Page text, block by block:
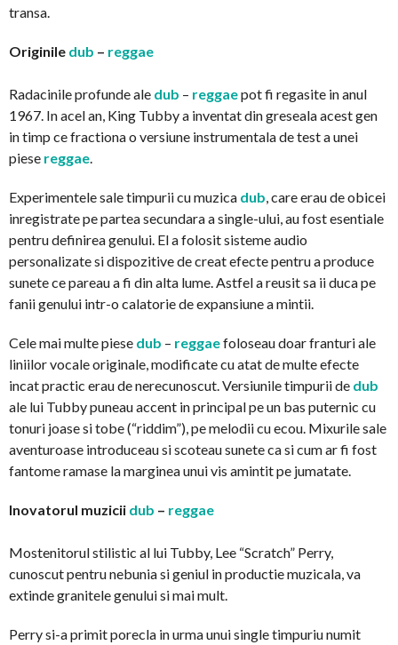
transa.
Originile dub – reggae
Radacinile profunde ale dub – reggaepot fi regasite in anul
1967. In acel an, King Tubby a inventat din greseala acest gen
in timp ce fractiona o versiune instrumentala de test a unei
piese reggae.
Experimentele sale timpurii cu muzica dub, care erau de obicei
inregistrate pe partea secundara a single-ului, au fost esentiale
pentru definirea genului. El a folosit sisteme audio
personalizate si dispozitive de creat efecte pentru a produce
sunete ce pareau a fi din alta lume. Astfel a reusit sa ii duca pe
fanii genului intr-o calatorie de expansiune a mintii.
Cele mai multe piese dub – reggaefoloseau doar franturi ale
liniilor vocale originale, modificate cu atat de multe efecte
incat practic erau de nerecunoscut. Versiunile timpurii de dub
ale lui Tubby puneau accent in principal pe un bas puternic cu
tonuri joase si tobe (“riddim”), pe melodii cu ecou. Mixurile sale
aventuroase introduceau si scoteau sunete ca si cum ar fi fost
fantome ramase la marginea unui vis amintit pe jumatate.
Inovatorul muzicii dub – reggae
Mostenitorul stilistic al lui Tubby, Lee “Scratch” Perry,
cunoscut pentru nebunia si geniul in productie muzicala, va
extinde granitele genului si mai mult.
Perry si-a primit porecla in urma unui single timpuriu numit